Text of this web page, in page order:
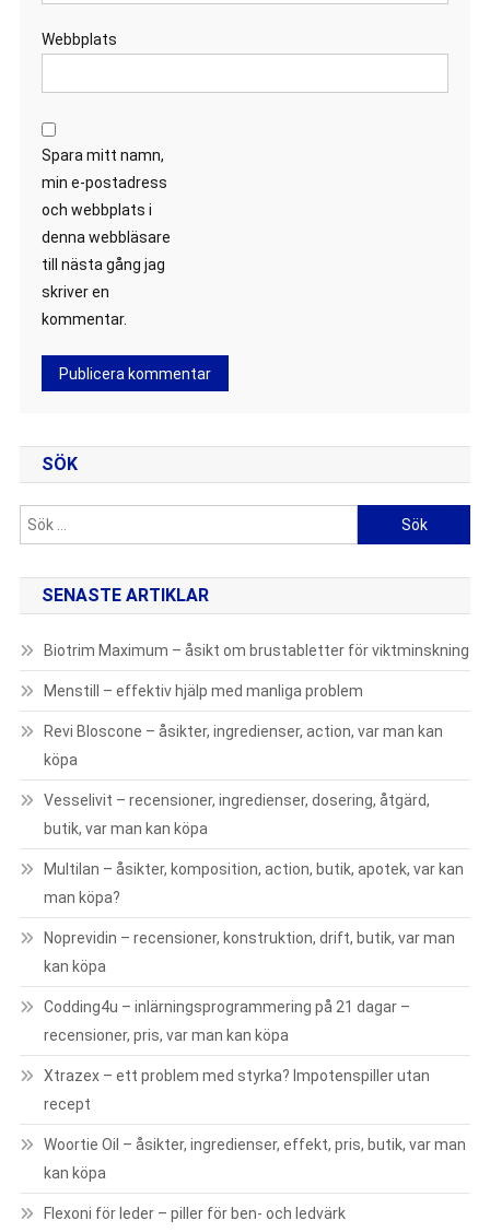
Webbplats
Spara mitt namn,
min e-postadress
och webbplats i
denna webbläsare
till nästa gång jag
skriver en
kommentar.
SÖK
efter:
SENASTE ARTIKLAR
Biotrim Maximum – åsikt om brustabletter för viktminskning
Menstill – effektiv hjälp med manliga problem
Revi Bloscone – åsikter, ingredienser, action, var man kan
köpa
Vesselivit – recensioner, ingredienser, dosering, åtgärd,
butik, var man kan köpa
Multilan – åsikter, komposition, action, butik, apotek, var kan
man köpa?
Noprevidin – recensioner, konstruktion, drift, butik, var man
kan köpa
Codding4u – inlärningsprogrammering på 21 dagar –
recensioner, pris, var man kan köpa
Xtrazex – ett problem med styrka? Impotenspiller utan
recept
Woortie Oil – åsikter, ingredienser, effekt, pris, butik, var man
kan köpa
Flexoni för leder – piller för ben- och ledvärk